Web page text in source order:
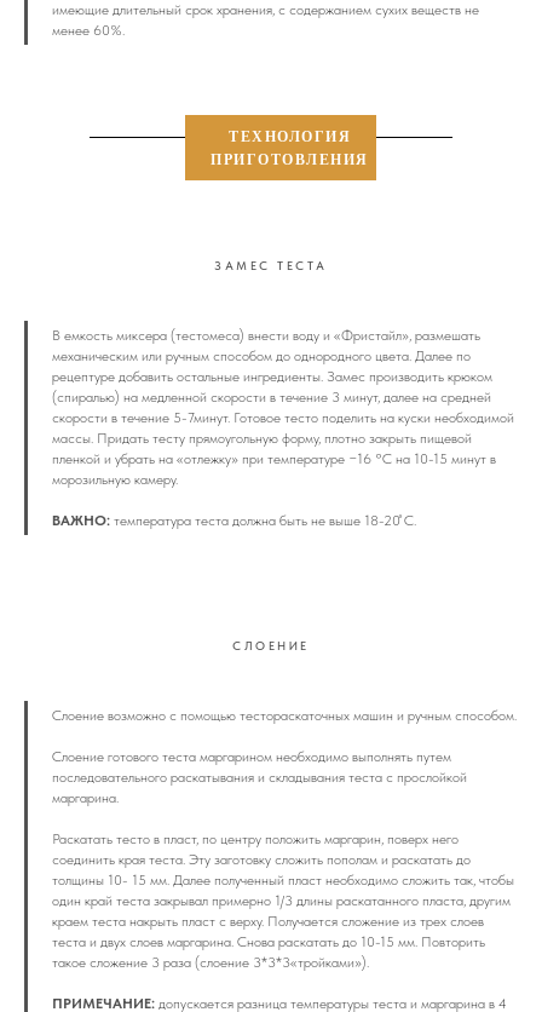
имеющие длительный срок хранения, с содержанием сухих веществ не
менее 60%.
ТЕХНОЛОГИЯ
ПРИГОТОВЛЕНИЯ
ЗАМЕС ТЕСТА
В емкость миксера (тестомеса) внести воду и «Фристайл», размешать
механическим или ручным способом до однородного цвета. Далее по
рецептуре добавить остальные ингредиенты. Замес производить крюком
(спиралью) на медленной скорости в течение 3 минут, далее на средней
скорости в течение 5-7минут. Готовое тесто поделить на куски необходимой
массы. Придать тесту прямоугольную форму, плотно закрыть пищевой
пленкой и убрать на «отлежку» при температуре −16 °C на 10-15 минут в
морозильную камеру.
ВАЖНО: температура теста должна быть не выше 18-20 ̊С.
СЛОЕНИЕ
Слоение возможно с помощью тестораскаточных машин и ручным способом.
Слоение готового теста маргарином необходимо выполнять путем
последовательного раскатывания и складывания теста с прослойкой
маргарина.
Раскатать тесто в пласт, по центру положить маргарин, поверх него
соединить края теста. Эту заготовку сложить пополам и раскатать до
толщины 10- 15 мм. Далее полученный пласт необходимо сложить так, чтобы
один край теста закрывал примерно 1/3 длины раскатанного пласта, другим
краем теста накрыть пласт с верху. Получается сложение из трех слоев
теста и двух слоев маргарина. Снова раскатать до 10-15 мм. Повторить
такое сложение 3 раза (слоение 3*3*3«тройками»).
ПРИМЕЧАНИЕ: допускается разница температуры теста и маргарина в 4